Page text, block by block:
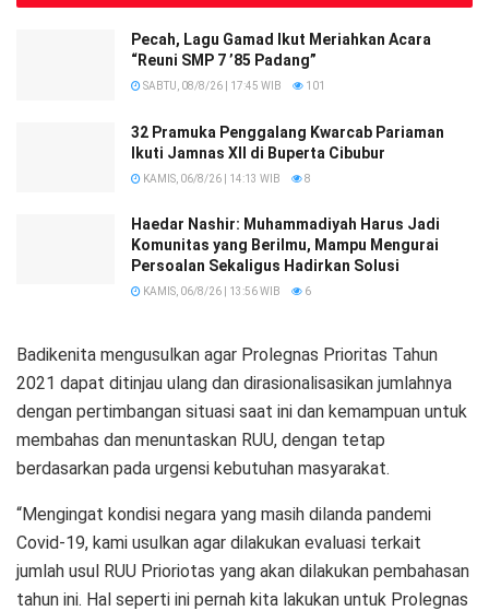
Pecah, Lagu Gamad Ikut Meriahkan Acara
“Reuni SMP 7 ’85 Padang”
SABTU, 08/8/26 | 17:45 WIB 101
32 Pramuka Penggalang Kwarcab Pariaman
Ikuti Jamnas XII di Buperta Cibubur
KAMIS, 06/8/26 | 14:13 WIB 8
Haedar Nashir: Muhammadiyah Harus Jadi
Komunitas yang Berilmu, Mampu Mengurai
Persoalan Sekaligus Hadirkan Solusi
KAMIS, 06/8/26 | 13:56 WIB 6
Badikenita mengusulkan agar Prolegnas Prioritas Tahun
2021 dapat ditinjau ulang dan dirasionalisasikan jumlahnya
dengan pertimbangan situasi saat ini dan kemampuan untuk
membahas dan menuntaskan RUU, dengan tetap
berdasarkan pada urgensi kebutuhan masyarakat.
“Mengingat kondisi negara yang masih dilanda pandemi
Covid-19, kami usulkan agar dilakukan evaluasi terkait
jumlah usul RUU Prioriotas yang akan dilakukan pembahasan
tahun ini. Hal seperti ini pernah kita lakukan untuk Prolegnas